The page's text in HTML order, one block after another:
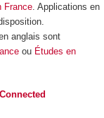
France. Applications en
anglais sont
ou Études en